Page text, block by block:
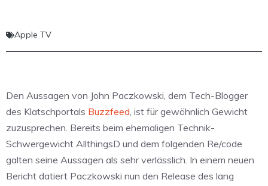
Apple TV
Den Aussagen von John Paczkowski, dem Tech-Blogger
des Klatschportals Buzzfeed, ist für gewöhnlich Gewicht
zuzusprechen. Bereits beim ehemaligen Technik-
Schwergewicht AllthingsD und dem folgenden Re/code
galten seine Aussagen als sehr verlässlich. In einem neuen
Bericht datiert Paczkowski nun den Release des lang